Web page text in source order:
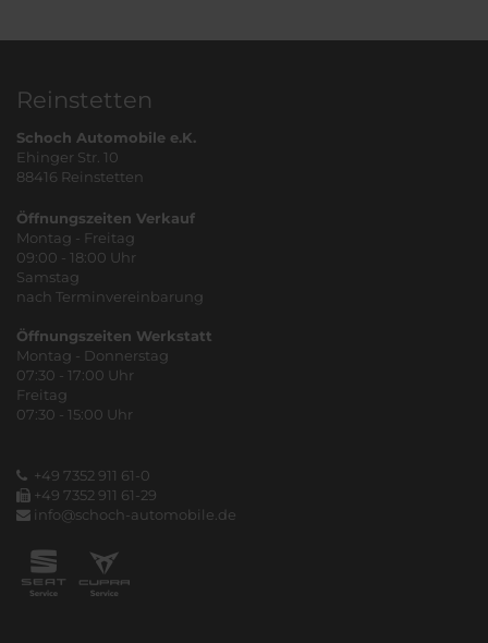
Reinstetten
Schoch Automobile e.K.
Ehinger Str. 10
88416 Reinstetten
Öffnungszeiten Verkauf
Montag - Freitag
09:00 - 18:00 Uhr
Samstag
nach Terminvereinbarung
Öffnungszeiten Werkstatt
Montag - Donnerstag
07:30 - 17:00 Uhr
Freitag
07:30 - 15:00 Uhr
+49 7352 911 61-0
+49 7352 911 61-29
info@schoch-automobile.de